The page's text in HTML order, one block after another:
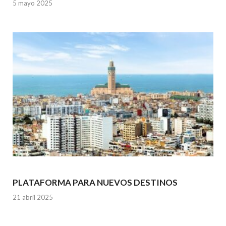
5 mayo 2025
PLATAFORMA PARA NUEVOS DESTINOS
21 abril 2025